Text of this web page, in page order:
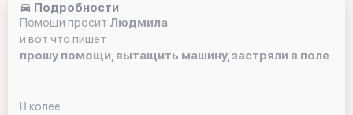
Подробности
Помощи просит Людмила
и вот что пишет :
прошу помощи, вытащить машину, застряли в поле
В колее